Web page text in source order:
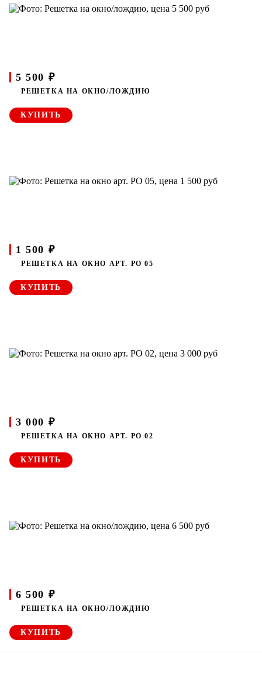
5 500 ₽
РЕШЕТКА НА ОКНО/ЛОЖДИЮ
КУПИТЬ
1 500 ₽
РЕШЕТКА НА ОКНО АРТ. РО 05
КУПИТЬ
3 000 ₽
РЕШЕТКА НА ОКНО АРТ. РО 02
КУПИТЬ
6 500 ₽
РЕШЕТКА НА ОКНО/ЛОЖДИЮ
КУПИТЬ